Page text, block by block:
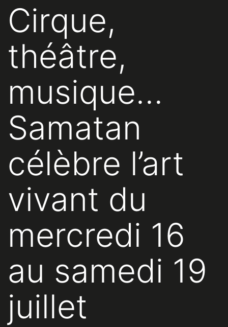
Cirque,
théâtre,
musique…
Samatan
célèbre l’art
vivant du
mercredi 16
au samedi 19
juillet